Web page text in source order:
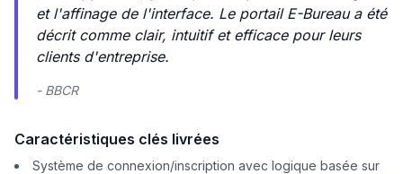
et l'affinage de l'interface. Le portail E-Bureau a été
décrit comme clair, intuitif et efficace pour leurs
clients d'entreprise.
- BBCR
Caractéristiques clés livrées
Système de connexion/inscription avec logique basée sur